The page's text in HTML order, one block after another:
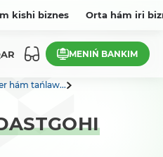
kishi biznes Orta hám iri
MENIŃ BANKIM
hám tańlaw...